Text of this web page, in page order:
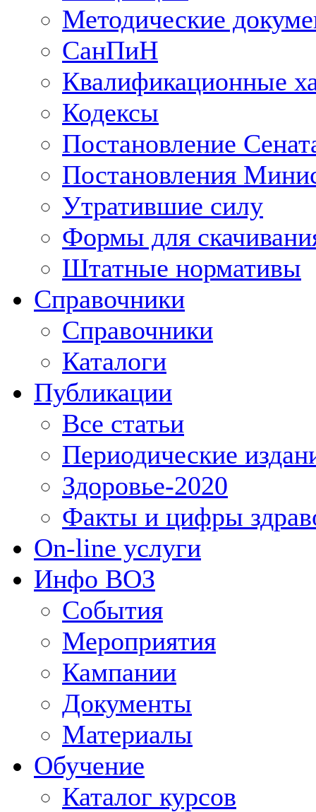
Методические
СанПиН
Квалификационные
Кодексы
Постановление
Постановления
Утратившие силу
Формы для
Штатные нормативы
Справочники
Справочники
Каталоги
Публикации
Все статьи
Периодические
Здоровье-2020
Факты и цифры
On-line услуги
Инфо ВОЗ
События
Мероприятия
Кампании
Документы
Материалы
Обучение
Каталог курсов